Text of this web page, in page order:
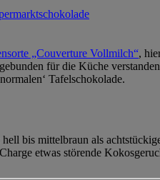
„Couverture Vollmilch“,
für die Küche
Tafelschokolade.
bis mittelbraun als
etwas störende